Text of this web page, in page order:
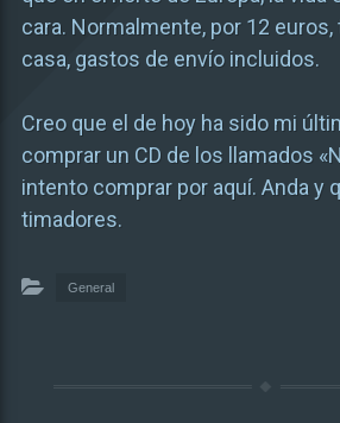
cara. Normalmente, por 12 euros,
casa, gastos de envío incluidos.
Creo que el de hoy ha sido mi
comprar un CD de los llamados
intento comprar por aquí. Anda y
timadores.
General